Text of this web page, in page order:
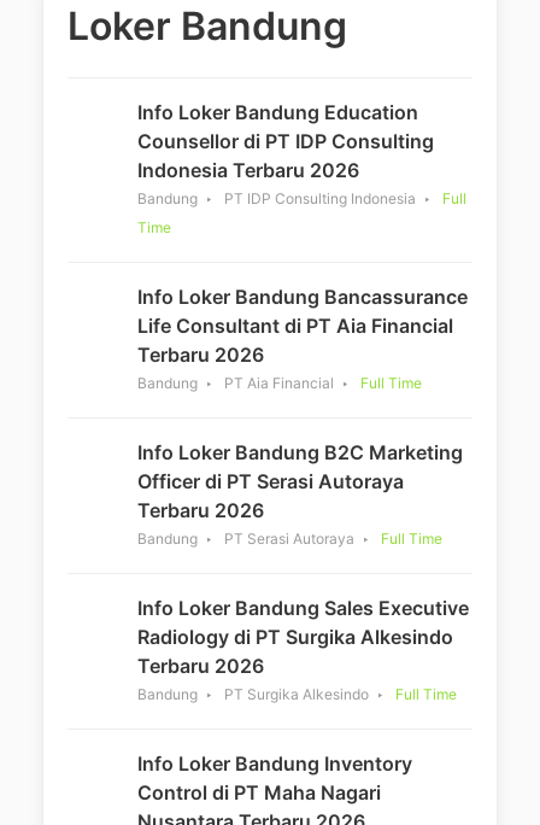
Loker Bandung
Info Loker Bandung Education
Counsellor di PT IDP Consulting
Indonesia Terbaru 2026
Bandung PT IDP Consulting Indonesia
Full
Time
Info Loker Bandung Bancassurance
Life Consultant di PT Aia Financial
Terbaru 2026
Bandung PT Aia Financial Full Time
Info Loker Bandung B2C Marketing
Officer di PT Serasi Autoraya
Terbaru 2026
Bandung PT Serasi Autoraya Full Time
Info Loker Bandung Sales Executive
Radiology di PT Surgika Alkesindo
Terbaru 2026
Bandung PT Surgika Alkesindo Full Time
Info Loker Bandung Inventory
Control di PT Maha Nagari